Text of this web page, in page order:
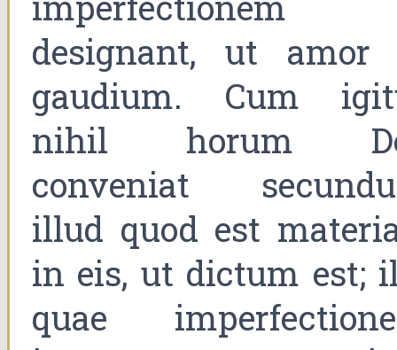
designant, ut amor
gaudium. Cum
nihil horum
conveniat
illud quod est
in eis, ut dictum est;
quae